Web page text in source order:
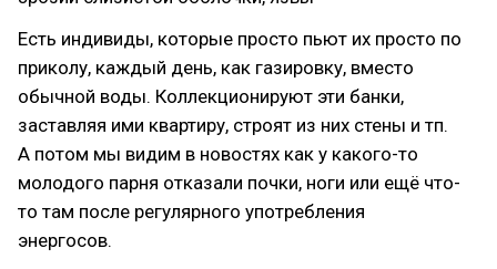
Есть индивиды, которые просто пьют их просто по
приколу, каждый день, как газировку, вместо
обычной воды. Коллекционируют эти банки,
заставляя ими квартиру, строят из них стены и тп.
А потом мы видим в новостях как у какого-то
молодого парня отказали почки, ноги или ещё что-
то там после регулярного употребления
энергосов.